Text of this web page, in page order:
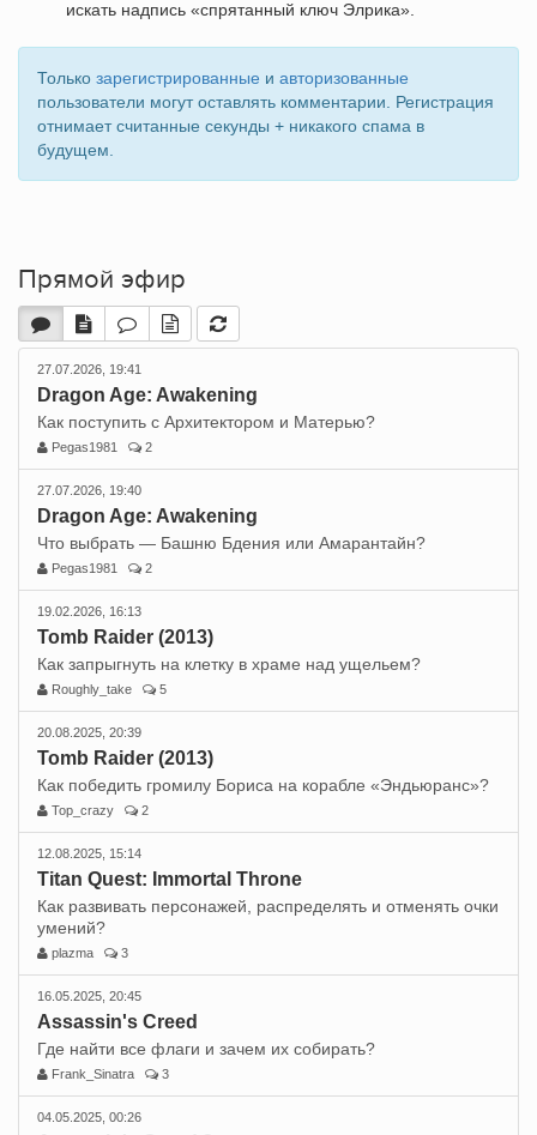
искать надпись «спрятанный ключ Элрика».
Только зарегистрированные и авторизованные
пользователи могут оставлять комментарии. Регистрация
отнимает считанные секунды + никакого спама в
будущем.
Прямой эфир
27.07.2026, 19:41
Dragon Age: Awakening
Как поступить с Архитектором и Матерью?
Pegas1981 2
27.07.2026, 19:40
Dragon Age: Awakening
Что выбрать — Башню Бдения или Амарантайн?
Pegas1981 2
19.02.2026, 16:13
Tomb Raider (2013)
Как запрыгнуть на клетку в храме над ущельем?
Roughly_take 5
20.08.2025, 20:39
Tomb Raider (2013)
Как победить громилу Бориса на корабле «Эндьюранс»?
Top_crazy 2
12.08.2025, 15:14
Titan Quest: Immortal Throne
Как развивать персонажей, распределять и отменять очки
умений?
plazma 3
16.05.2025, 20:45
Assassin's Creed
Где найти все флаги и зачем их собирать?
Frank_Sinatra 3
04.05.2025, 00:26